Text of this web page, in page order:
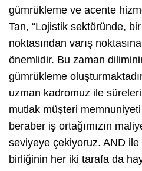
gümrükleme ve acente
Tan, “Lojistik sektöründe,
noktasından varış
önemlidir. Bu zaman
gümrükleme
uzman kadromuz ile
mutlak müşteri
beraber iş ortağımızın
seviyeye çekiyoruz. AND
birliğinin her iki tarafa da